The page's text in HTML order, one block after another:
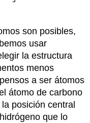
son posibles,
usar
la estructura
menos
a ser átomos
átomo de carbono
posición central
que lo